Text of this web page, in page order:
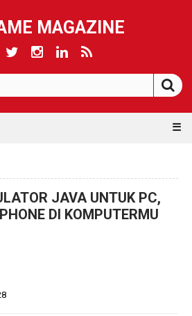
MAGAZINE
☰
JAVA UNTUK PC,
DI KOMPUTERMU